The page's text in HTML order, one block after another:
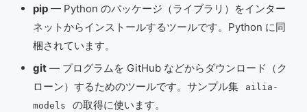
pip — Python のパッケージ（ライブラリ）をインター
ネットからインストールするツールです。Python に同
梱されています。
git — プログラムを GitHub などからダウンロード（ク
ローン）するためのツールです。サンプル集
ailia-
models
の取得に使います。